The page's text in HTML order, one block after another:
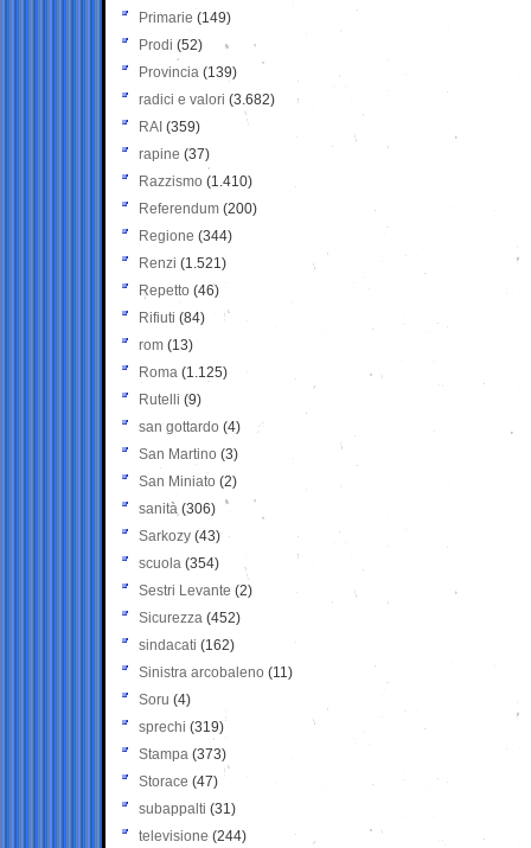
Primarie (149)
Prodi (52)
Provincia (139)
radici e valori (3.682)
RAI (359)
rapine (37)
Razzismo (1.410)
Referendum (200)
Regione (344)
Renzi (1.521)
Repetto (46)
Rifiuti (84)
rom (13)
Roma (1.125)
Rutelli (9)
san gottardo (4)
San Martino (3)
San Miniato (2)
sanità (306)
Sarkozy (43)
scuola (354)
Sestri Levante (2)
Sicurezza (452)
sindacati (162)
Sinistra arcobaleno (11)
Soru (4)
sprechi (319)
Stampa (373)
Storace (47)
subappalti (31)
televisione(244)